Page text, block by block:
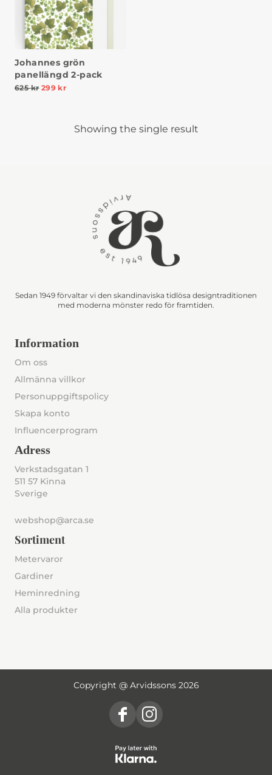
Johannes grön
panellängd 2-pack
625kr 299kr
Showing the single result
Sedan 1949 förvaltar vi den skandinaviska tidlösa designtraditionen
med moderna mönster redo för framtiden.
Information
Om oss
Allmänna villkor
Personuppgiftspolicy
Skapa konto
Influencerprogram
Adress
Verkstadsgatan 1
511 57 Kinna
Sverige
webshop@arca.se
Sortiment
Metervaror
Gardiner
Heminredning
Alla produkter
Copyright @ Arvidssons 2026